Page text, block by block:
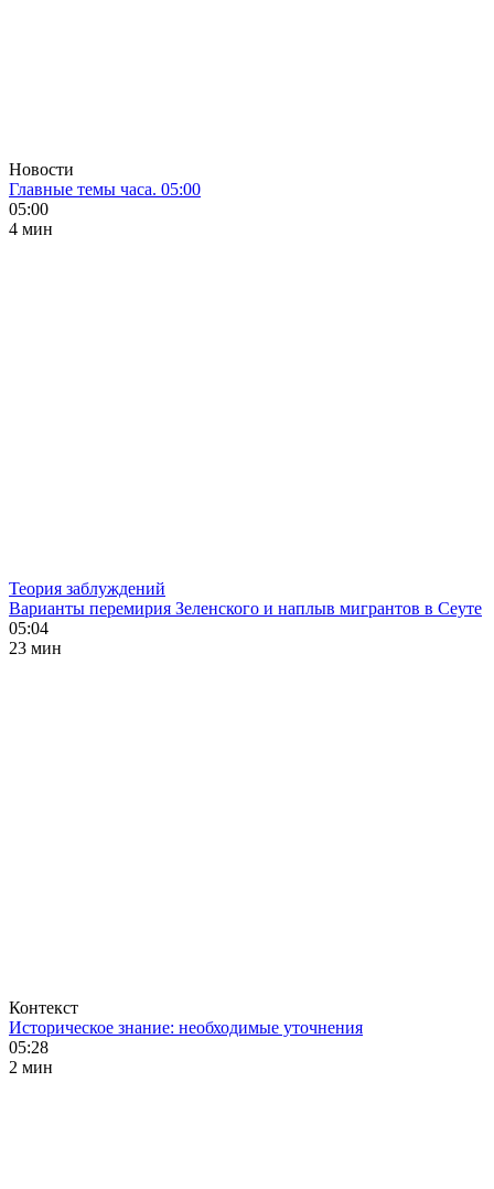
Новости
Главные темы часа. 05:00
05:00
4 мин
Теория заблуждений
Варианты перемирия Зеленского и наплыв мигрантов в Сеуте
05:04
23 мин
Контекст
Историческое знание: необходимые уточнения
05:28
2 мин